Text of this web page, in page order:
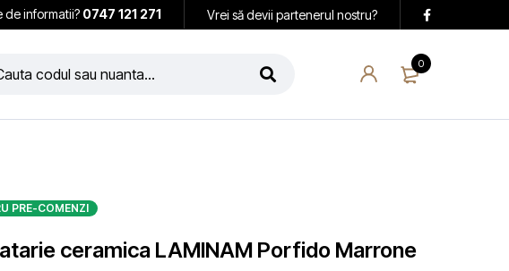
Vrei să devii partenerul nostru?
de informatii? 0747 121 271
0
PRE-COMENZI
ceramica LAMINAM Porfido Marrone